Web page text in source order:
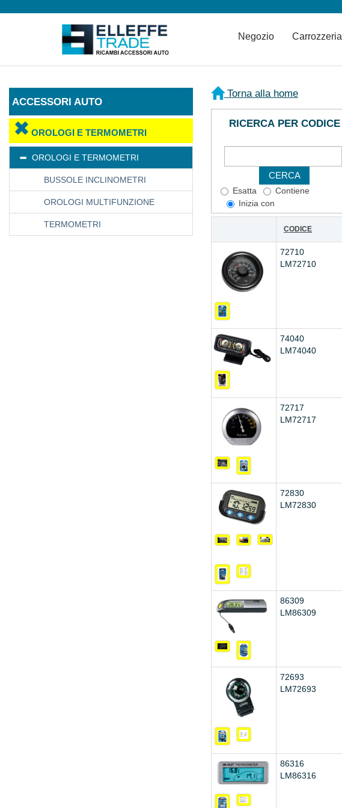
Negozio Carrozzeria
ACCESSORI AUTO
OROLOGI E TERMOMETRI
OROLOGI E TERMOMETRI
BUSSOLE INCLINOMETRI
OROLOGI MULTIFUNZIONE
TERMOMETRI
Torna alla home
RICERCA PER CODICE
Esatta
Contiene
Inizia con
CODICE
72710
LM72710
74040
LM74040
72717
LM72717
72830
LM72830
86309
LM86309
72693
LM72693
86316
LM86316